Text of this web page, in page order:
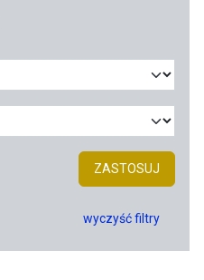
ZASTOSUJ
wyczyść filtry